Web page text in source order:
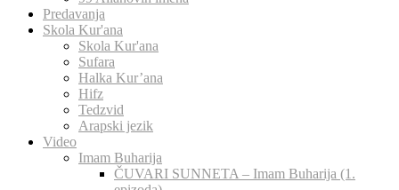
Predavanja
Skola Kur'ana
Skola Kur'ana
Sufara
Halka Kur’ana
Hifz
Tedzvid
Arapski jezik
Video
Imam Buharija
ČUVARI SUNNETA – Imam Buharija (1.